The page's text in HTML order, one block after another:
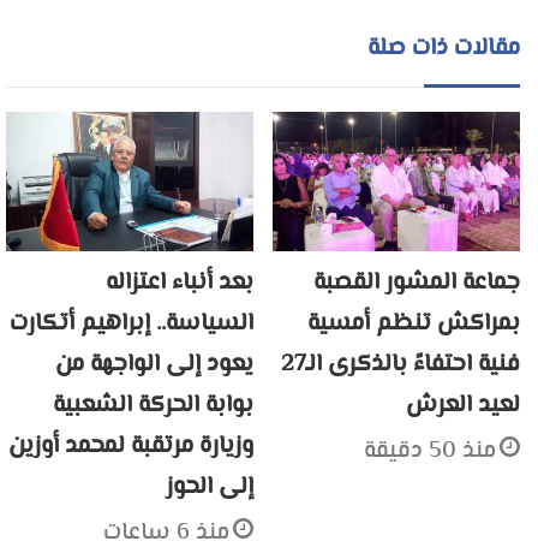
مقالات ذات صلة
جماعة المشور القصبة
بمراكش تنظم أمسية
فنية احتفاءً بالذكرى الـ27
لعيد العرش
منذ 50 دقيقة
بعد أنباء اعتزاله
السياسة.. إبراهيم أتكارت
يعود إلى الواجهة من
بوابة الحركة الشعبية
وزيارة مرتقبة لمحمد أوزين
إلى الحوز
منذ 6 ساعات